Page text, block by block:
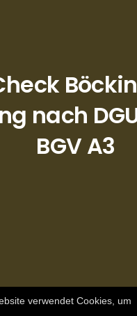
nach
BGV A3
verwendet Cookies, um